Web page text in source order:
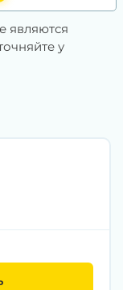
являются
у